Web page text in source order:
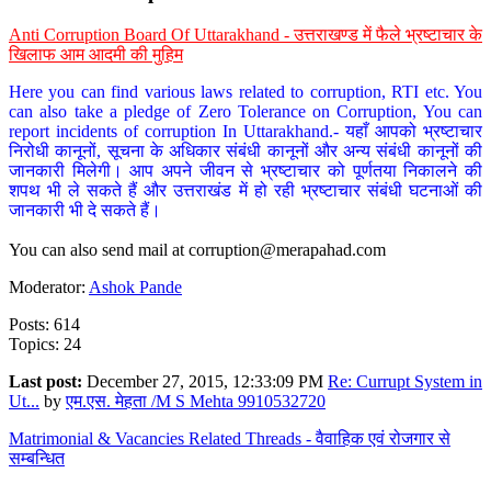
Anti Corruption Board Of Uttarakhand - उत्तराखण्ड में फैले भ्रष्टाचार के
खिलाफ आम आदमी की मुहिम
Here you can find various laws related to corruption, RTI etc. You
can also take a pledge of Zero Tolerance on Corruption, You can
report incidents of corruption In Uttarakhand.- यहाँ आपको भ्रष्टाचार
निरोधी कानूनों, सूचना के अधिकार संबंधी कानूनों और अन्य संबंधी कानूनों की
जानकारी मिलेगी। आप अपने जीवन से भ्रष्टाचार को पूर्णतया निकालने की
शपथ भी ले सकते हैं और उत्तराखंड में हो रही भ्रष्टाचार संबंधी घटनाओं की
जानकारी भी दे सकते हैं।
You can also send mail at corruption@merapahad.com
Moderator: Ashok Pande
Posts: 614
Topics: 24
Last post: December 27, 2015, 12:33:09 PM Re: Currupt System in
Ut... byएम.एस. मेहता /M S Mehta 9910532720
Matrimonial & Vacancies Related Threads - वैवाहिक एवं रोजगार से
सम्बन्धित